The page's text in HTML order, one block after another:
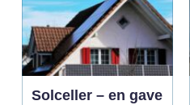
Solceller – en gave